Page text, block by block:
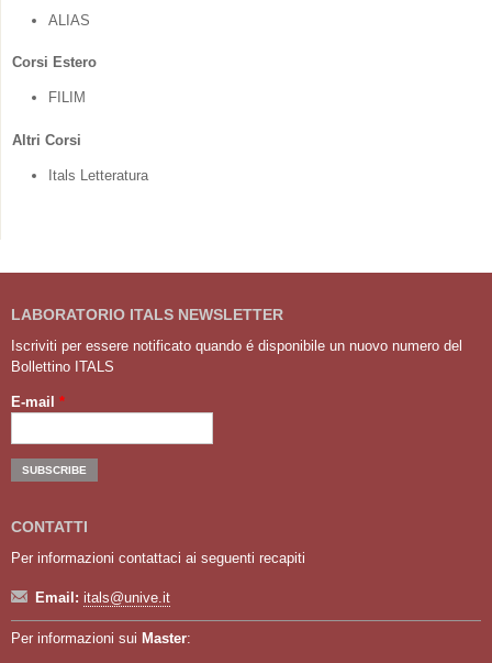
ALIAS
Corsi Estero
FILIM
Altri Corsi
Itals Letteratura
LABORATORIO ITALS NEWSLETTER
Iscriviti per essere notificato quando é disponibile un nuovo numero del
Bollettino ITALS
E-mail *
CONTATTI
Per informazioni contattaci ai seguenti recapiti
Email: itals@unive.it
Per informazioni sui Master: